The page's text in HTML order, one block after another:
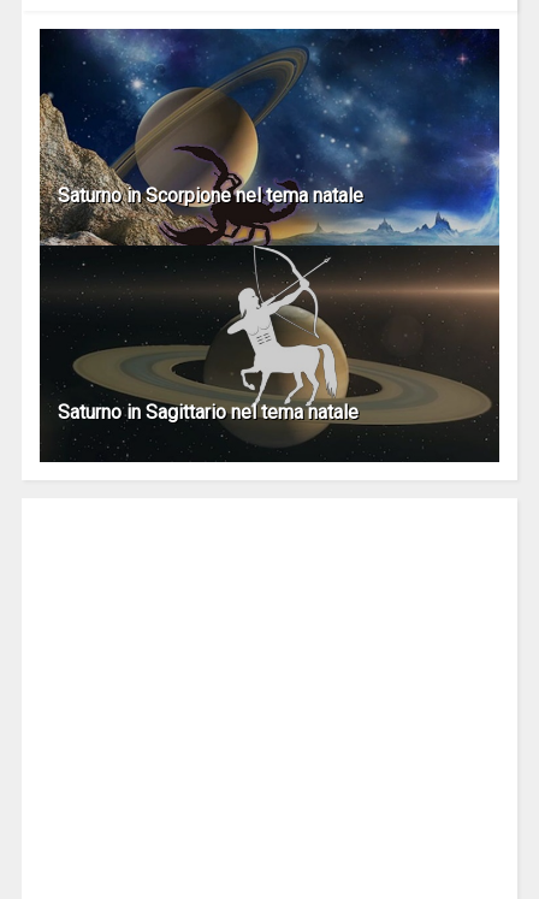
Saturno in Scorpione nel tema natale
Saturno in Sagittario nel tema natale